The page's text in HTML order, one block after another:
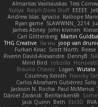
Almantas Vasiliauskas Tess
Yuliya Ralph Does Stuff EEEEE
Andrew Islas Ignacio Kalliope
Ryan game SLAWWNN_ 2214
James Abney John kivinen
Carl Glittenberg Martin
THG Creative lia wu joop van
Furkan Kirac Scott North
Riverin David-Alexandre DennyB
Mind Bird
robzilla
Braulio Chavez
Logan Wutata
Courtney Xenith Francky
Carlos Abraham Gutiérrez Solis
Jackson N. Rocha Paul McManus
Dániel Zarándi BenYanken69
Jack Quinn Beth Ebi3D